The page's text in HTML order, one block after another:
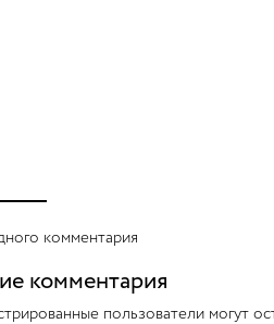
комментария
комментария
пользователи могут